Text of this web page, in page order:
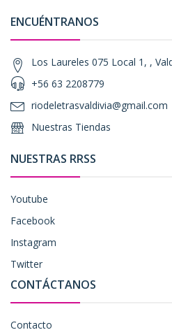
ENCUÉNTRANOS
Los Laureles 075 Local 1, ,
+56 63 2208779
riodeletrasvaldivia@gmail.com
Nuestras Tiendas
NUESTRAS RRSS
Youtube
Facebook
Instagram
Twitter
CONTÁCTANOS
Contacto